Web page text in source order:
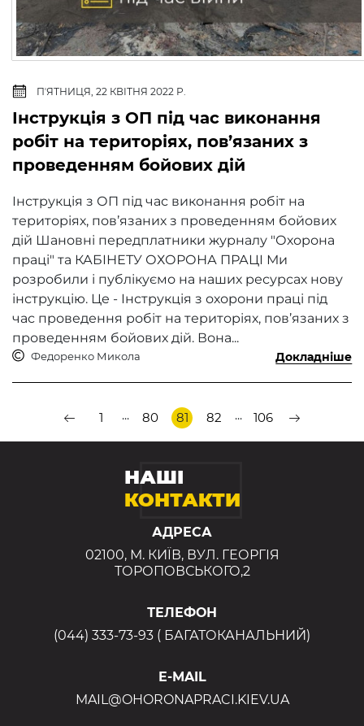
ПʼЯТНИЦЯ, 22 КВІТНЯ 2022 Р.
Інструкція з ОП під час виконання
робіт на територіях, пов’язаних з
проведенням бойових дій
Інструкція з ОП під час виконання робіт на
територіях, пов’язаних з проведенням бойових
дій Шановні передплатники журналу "Охорона
праці" та КАБІНЕТУ ОХОРОНА ПРАЦІ Ми
розробили і публікуємо на наших ресурсах нову
інструкцію. Це - Інструкція з охорони праці під
час проведення робіт на територіях, пов’язаних з
проведенням бойових дій. Вона...
Федоренко Микола Докладніше
1 ... 80 81 82 ... 106
НАШІ
КОНТАКТИ
АДРЕСА
02100, М. КИЇВ, ВУЛ. ГЕОРГІЯ
ТОРОПОВСЬКОГО,2
ТЕЛЕФОН
(044) 333-73-93 ( БАГАТОКАНАЛЬНИЙ)
E-MAIL
MAIL@OHORONAPRACI.KIEV.UA